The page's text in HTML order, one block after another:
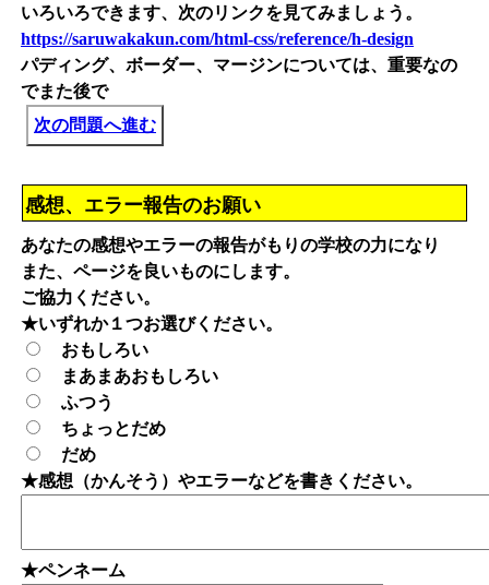
いろいろできます、次のリンクを見てみましょう。
https://saruwakakun.com/html-css/reference/h-design
パディング、ボーダー、マージンについては、重要なの
でまた後で
次の問題へ進む
感想、エラー報告のお願い
あなたの感想やエラーの報告がもりの学校の力になり
また、ページを良いものにします。
ご協力ください。
★いずれか１つお選びください。
おもしろい
まあまあおもしろい
ふつう
ちょっとだめ
だめ
★感想（かんそう）やエラーなどを書きください。
★ペンネーム